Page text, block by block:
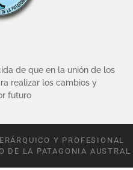
de que en la unión de los
realizar los cambios y
futuro
Y PROFESIONAL
DE LA PATAGONIA AUSTRAL